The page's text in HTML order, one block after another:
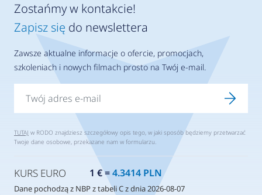
Zostańmy w kontakcie!
Zapisz się do newslettera
Zawsze aktualne informacje o ofercie, promocjach,
szkoleniach i nowych filmach prosto na Twój e-mail.
TUTAJ w RODO znajdziesz szczegółowy opis tego, w jaki sposób będziemy przetwarzać
Twoje dane osobowe, przekazane nam w formularzu.
KURS EURO 1 € =4.3414 PLN
Dane pochodzą z NBP z tabeli C z dnia 2026-08-07